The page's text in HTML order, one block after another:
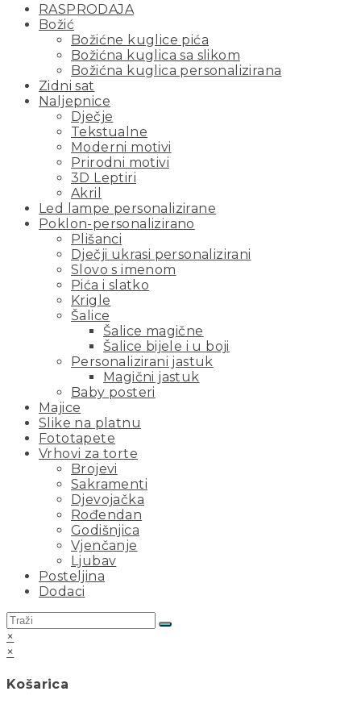
RASPRODAJA
Božić
Božićne kuglice pića
Božićna kuglica sa slikom
Božićna kuglica personalizirana
Zidni sat
Naljepnice
Dječje
Tekstualne
Moderni motivi
Prirodni motivi
3D Leptiri
Akril
Led lampe personalizirane
Poklon-personalizirano
Plišanci
Dječji ukrasi personalizirani
Slovo s imenom
Pića i slatko
Krigle
Šalice
Šalice magične
Šalice bijele i u boji
Personalizirani jastuk
Magični jastuk
Baby posteri
Majice
Slike na platnu
Fototapete
Vrhovi za torte
Brojevi
Sakramenti
Djevojačka
Rođendan
Godišnjica
Vjenčanje
Ljubav
Posteljina
Dodaci
×
×
Košarica